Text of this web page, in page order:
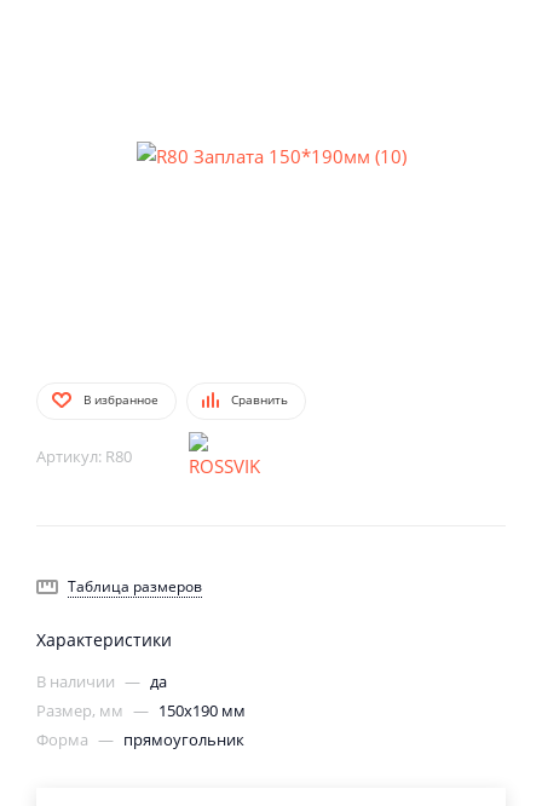
В избранное Сравнить
Артикул: R80
Таблица размеров
Характеристики
В наличии — да
Размер, мм — 150х190 мм
Форма — прямоугольник